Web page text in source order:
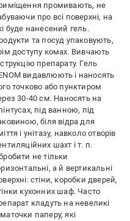
промивають, не
про всі поверхні, на
буде нанесений гель.
та посуд упаковують,
доступу комах. Вивчають
препарату. Гель
видавлюють і наносять
точково або пунктиром
30-40 см. Наносять на
під ванною, під
біля відра для
і унітазу, навколо отворів
шахт і т. п.
не тільки
а й вертикальні
стіни, коробки дверей,
кухонних шаф. Часто
кладуть на невеликі
паперу, які